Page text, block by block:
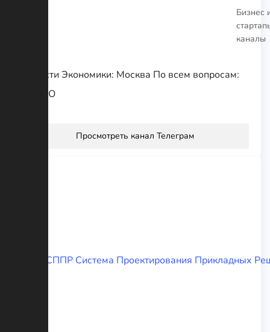
Бизнес
каналы
Новости Экономики: Москва По всем вопросам:
@IVVIO
Просмотреть канал Телеграм